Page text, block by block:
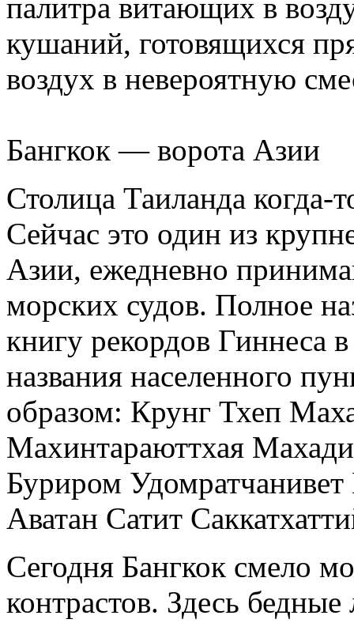
палитра витающих в
кушаний, готовящихся
воздух в невероятную
Бангкок — ворота Азии
Столица Таиланда когда-
Сейчас это один из
Азии, ежедневно
морских судов. Полное
книгу рекордов Гиннеса
названия населенного
образом: Крунг Тхеп
Махинтараюттхая
Буриром
Аватан Сатит
Сегодня Бангкок смело
контрастов. Здесь бедные